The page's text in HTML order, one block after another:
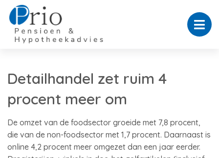
Detailhandel zet ruim 4
procent meer om
De omzet van de foodsector groeide met 7,8 procent,
die van de non-foodsector met 1,7 procent. Daarnaast is
online 4,2 procent meer omgezet dan een jaar eerder.